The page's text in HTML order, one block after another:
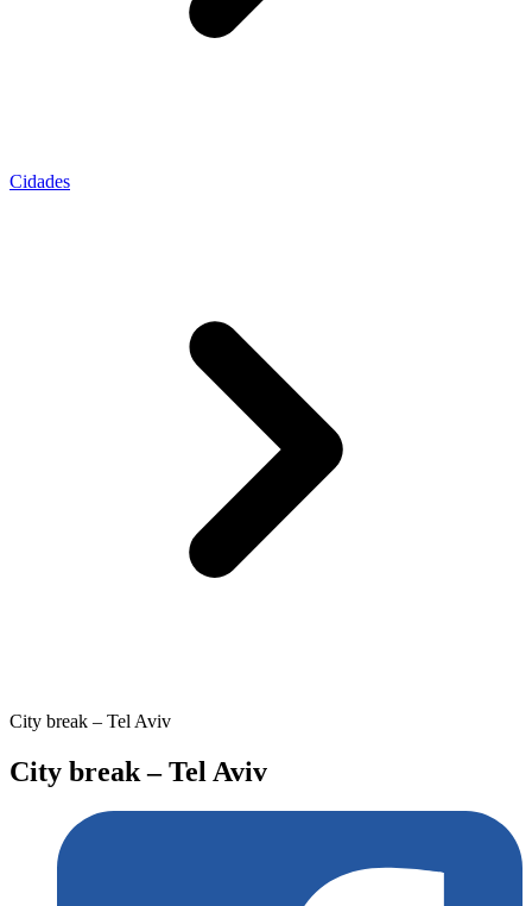
Cidades
City break – Tel Aviv
City break – Tel Aviv